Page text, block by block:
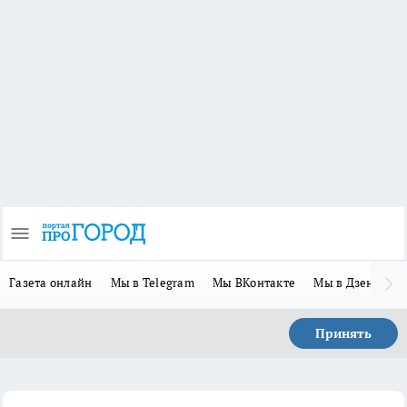
Газета онлайн Мы в Telegram Мы ВКонтакте Мы в Дзене
Принять